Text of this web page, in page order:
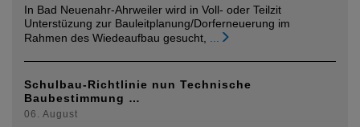
In Bad Neuenahr-Ahrweiler wird in Voll- oder Teilzit
Unterstüzung zur Bauleitplanung/Dorferneuerung im
Rahmen des Wiedeaufbau gesucht,
Schulbau-Richtlinie nun Technische
Baubestimmung …
06. August